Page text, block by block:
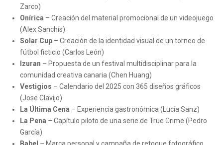
Zarco)
Onírica – Creación del material promocional de un videojuego
(Alex Sanchís)
Solar Cup – Creación de la identidad visual de un torneo de
fútbol ficticio (Carlos León)
Izuran – Propuesta de un festival multidisciplinar para la
comunidad creativa canaria (Chen Huang)
Vestigios – Calendario del 2025 con 365 diseños gráficos
(Jose Clavijo)
La Última Cena – Experiencia gastronómica (Lucía Sanz)
La Pena – Capítulo piloto de una serie de True Crime (Pedro
García)